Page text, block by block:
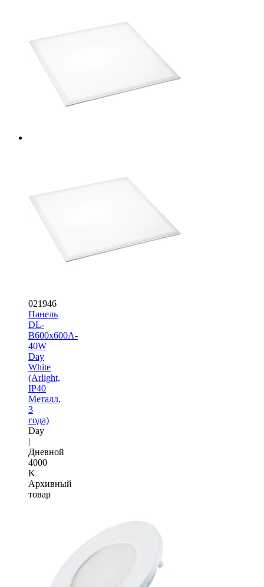
021946
Панель
DL-
B600x600A-
40W
Day
White
(Arlight,
IP40
Металл,
3
года)
Day
|
Дневной
4000
K
Архивный
товар